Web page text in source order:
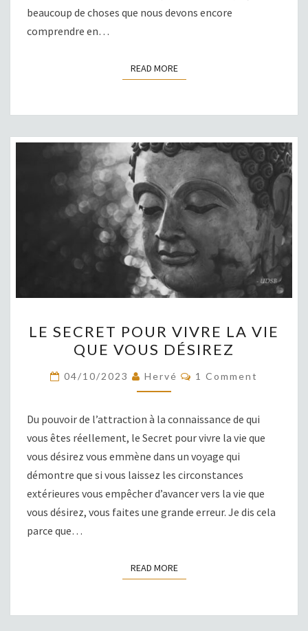
beaucoup de choses que nous devons encore
comprendre en…
READ MOREREAD MORE
SECRET
POUR
VIVRE
LA
VOUS
DÉSIREZ
LE SECRET POUR VIVRE LA VIE
QUE VOUS DÉSIREZ
04/10/2023 Hervé COMMENTS
1 Comment
Du pouvoir de l’attraction à la connaissance de qui
vous êtes réellement, le Secret pour vivre la vie que
vous désirez vous emmène dans un voyage qui
démontre que si vous laissez les circonstances
extérieures vous empêcher d’avancer vers la vie que
vous désirez, vous faites une grande erreur. Je dis cela
parce que…
READ MOREREAD MORE